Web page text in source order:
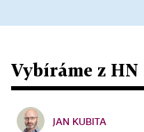
Vybíráme z HN
JAN KUBITA